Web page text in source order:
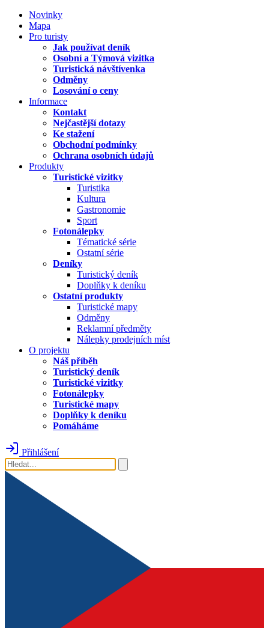
Novinky
Mapa
Pro turisty
Jak používat deník
Osobní a Týmová vizitka
Turistická návštívenka
Odměny
Losování o ceny
Informace
Kontakt
Nejčastější dotazy
Ke stažení
Obchodní podmínky
Ochrana osobních údajů
Produkty
Turistické vizitky
Turistika
Kultura
Gastronomie
Sport
Fotonálepky
Tématické série
Ostatní série
Deníky
Turistický deník
Doplňky k deníku
Ostatní produkty
Turistické mapy
Odměny
Reklamní předměty
Nálepky prodejních míst
O projektu
Náš příběh
Turistický deník
Turistické vizitky
Fotonálepky
Turistické mapy
Doplňky k deníku
Pomáháme
Přihlášení